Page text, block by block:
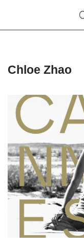
Chloe Zhao